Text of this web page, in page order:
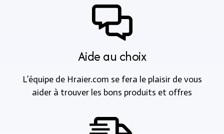
Aide au choix
L’équipe de Hraier.com se fera le plaisir de vous
aider à trouver les bons produits et offres